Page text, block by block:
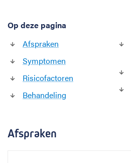
Op deze pagina
Afspraken
Symptomen
Risicofactoren
Behandeling
Afspraken